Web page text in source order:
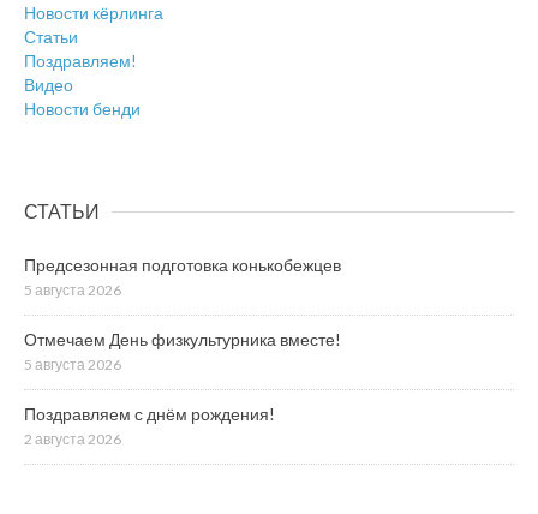
Новости кёрлинга
Статьи
Поздравляем!
Видео
Новости бенди
СТАТЬИ
Предсезонная подготовка конькобежцев
5 августа 2026
Отмечаем День физкультурника вместе!
5 августа 2026
Поздравляем с днём рождения!
2 августа 2026